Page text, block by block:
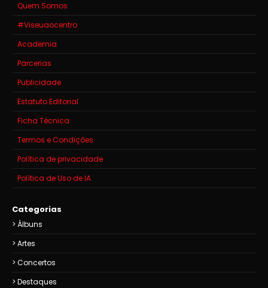
Quem Somos
#Viseuaocentro
Academia
Parcerias
Publicidade
Estatuto Editorial
Ficha Técnica
Termos e Condições
Política de privacidade
Política de Uso de IA
Categorias
Álbuns
Artes
Concertos
Destaques